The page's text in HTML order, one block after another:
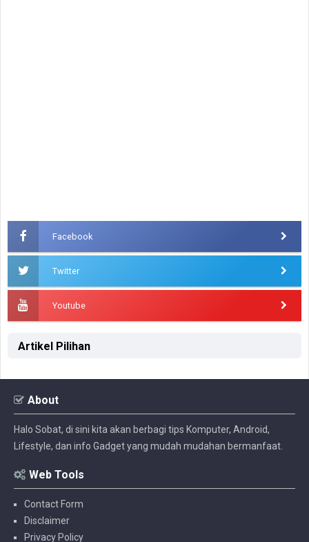
Facebook
Twitter
Youtube
Artikel Pilihan
About
Halo Sobat, di sini kita akan berbagi tips Komputer, Android,
Lifestyle, dan info Gadget yang mudah mudahan bermanfaat.
Web Tools
Contact Form
Disclaimer
Privacy Policy